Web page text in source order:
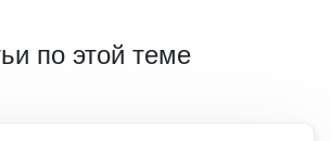
по этой теме